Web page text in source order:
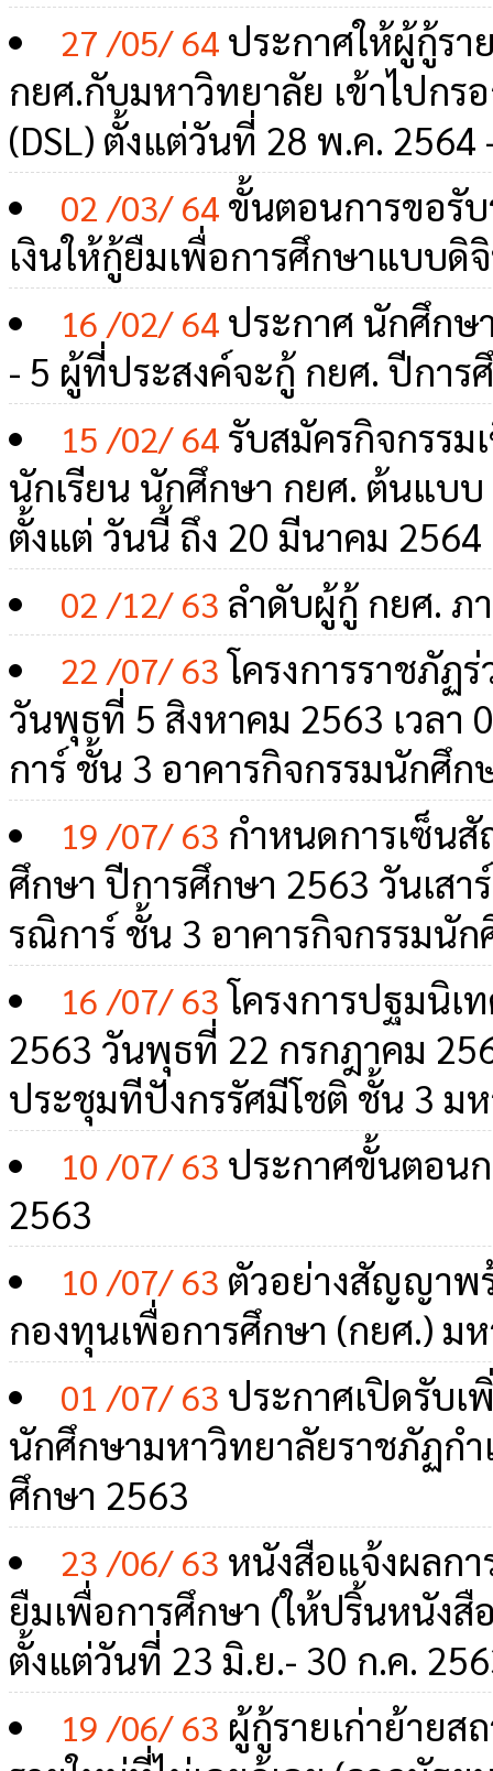
27 /05/ 64 ประกาศให้ผู้กู้ร
กยศ.กับมหาวิทยาลัย เข้าไปก
(DSL) ตั้งแต่วันที่ 28 พ.ค. 2564
02 /03/ 64 ขั้นตอนการขอรั
เงินให้กู้ยืมเพื่อการศึกษาแบบดิ
16 /02/ 64 ประกาศ นักศึกษ
- 5 ผู้ที่ประสงค์จะกู้ กยศ. ปีการ
15 /02/ 64 รับสมัครกิจกรรม
นักเรียน นักศึกษา กยศ. ต้นแบ
ตั้งแต่ วันนี้ ถึง 20 มีนาคม 2564
02 /12/ 63 ลำดับผู้กู้ กยศ. ภ
22 /07/ 63 โครงการราชภัฏ
วันพุธที่ 5 สิงหาคม 2563 เวล
การ์ ชั้น 3 อาคารกิจกรรมนักศึก
19 /07/ 63 กำหนดการเซ็น
ศึกษา ปีการศึกษา 2563 วันเส
รณิการ์ ชั้น 3 อาคารกิจกรรมนัก
16 /07/ 63 โครงการปฐมนิ
2563 วันพุธที่ 22 กรกฎาคม
ประชุมทีปังกรรัศมีโชติ ชั้น 3 ม
10 /07/ 63 ประกาศขั้นตอน
2563
10 /07/ 63 ตัวอย่างสัญญาพ
กองทุนเพื่อการศึกษา (กยศ.) ม
01 /07/ 63 ประกาศเปิดรับ
นักศึกษามหาวิทยาลัยราชภัฏก
ศึกษา 2563
23 /06/ 63 หนังสือแจ้งผลก
ยืมเพื่อการศึกษา (ให้ปริ้นหนัง
ตั้งแต่วันที่ 23 มิ.ย.- 30 ก.ค.
19 /06/ 63 ผู้กู้รายเก่าย้าย